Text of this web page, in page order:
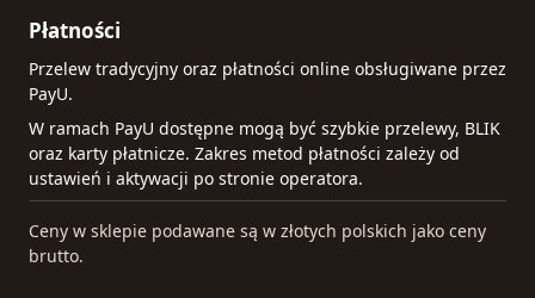
Płatności
Przelew tradycyjny oraz płatności online obsługiwane przez
PayU.
W ramach PayU dostępne mogą być szybkie przelewy, BLIK
oraz karty płatnicze. Zakres metod płatności zależy od
ustawień i aktywacji po stronie operatora.
Ceny w sklepie podawane są w złotych polskich jako ceny
brutto.